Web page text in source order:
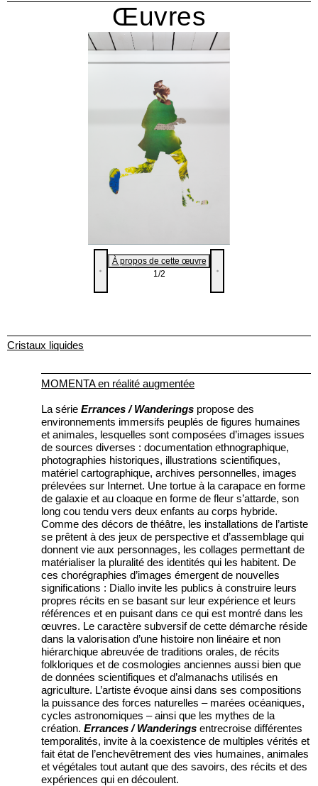
Œuvres
À propos de cette œuvre
1 /2
Cristaux liquides
MOMENTA en réalité augmentée
La sérieErrances / Wanderings propose des
environnements immersifs peuplés de figures humaines
et animales, lesquelles sont composées d’images issues
de sources diverses : documentation ethnographique,
photographies historiques, illustrations scientifiques,
matériel cartographique, archives personnelles, images
prélevées sur Internet. Une tortue à la carapace en forme
de galaxie et au cloaque en forme de fleur s’attarde, son
long cou tendu vers deux enfants au corps hybride.
Comme des décors de théâtre, les installations de l’artiste
se prêtent à des jeux de perspective et d’assemblage qui
donnent vie aux personnages, les collages permettant de
matérialiser la pluralité des identités qui les habitent. De
ces chorégraphies d’images émergent de nouvelles
significations : Diallo invite les publics à construire leurs
propres récits en se basant sur leur expérience et leurs
références et en puisant dans ce qui est montré dans les
œuvres. Le caractère subversif de cette démarche réside
dans la valorisation d’une histoire non linéaire et non
hiérarchique abreuvée de traditions orales, de récits
folkloriques et de cosmologies anciennes aussi bien que
de données scientifiques et d’almanachs utilisés en
agriculture. L’artiste évoque ainsi dans ses compositions
la puissance des forces naturelles–marées océaniques,
cycles astronomiques–ainsi que les mythes de la
création.Errances / Wanderings entrecroise différentes
temporalités, invite à la coexistence de multiples vérités et
fait état de l’enchevêtrement des vies humaines, animales
et végétales tout autant que des savoirs, des récits et des
expériences qui en découlent.